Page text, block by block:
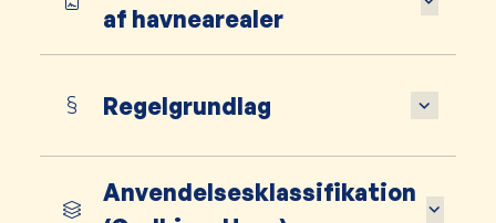
af havnearealer
Regelgrundlag
Anvendelsesklassifikation